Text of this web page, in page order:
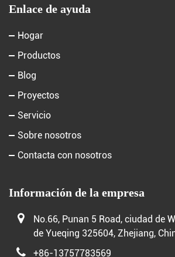
Enlace de ayuda
Hogar
Productos
Blog
Proyectos
Servicio
Sobre nosotros
Contacta con nosotros
Información de la empresa
No.66, Punan 5 Road, ciudad de
de Yueqing 325604, Zhejiang,
+86-13757783569